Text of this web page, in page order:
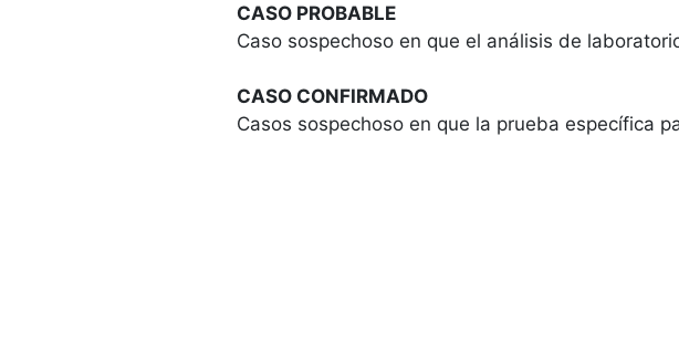
CASO PROBABLE
Caso sospechoso en que el análisis de
CASO CONFIRMADO
Casos sospechoso en que la prueba específica